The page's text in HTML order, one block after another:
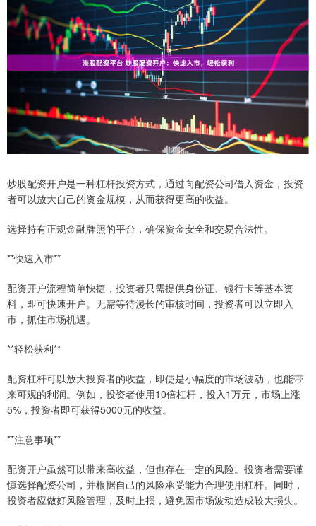
炒股配资开户是一种杠杆投资方式，通过向配资公司借入资金，投资
者可以放大自己的资金规模，从而获得更高的收益。
选择持有正规金融牌照的平台，确保资金安全和交易合法性。
**快速入市**
配资开户流程简单快捷，投资者只需提供身份证、银行卡等基本资
料，即可快速开户。无需等待漫长的审核时间，投资者可以立即入
市，抓住市场机遇。
**轻松获利**
配资杠杆可以放大投资者的收益，即使是小幅度的市场波动，也能带
来可观的利润。例如，投资者使用10倍杠杆，投入1万元，市场上涨
5%，投资者即可获得5000元的收益。
**注意事项**
配资开户虽然可以带来高收益，但也存在一定的风险。投资者需要谨
慎选择配资公司，并根据自己的风险承受能力合理使用杠杆。同时，
投资者应做好风险管理，及时止损，避免因市场波动造成较大损失。